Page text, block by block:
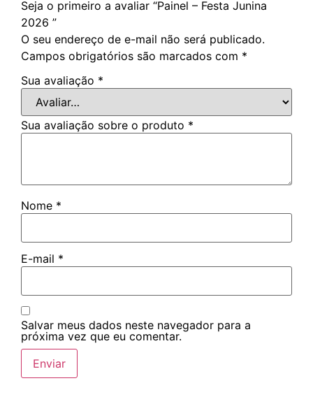
Seja o primeiro a avaliar “Painel – Festa Junina
2026 ”
O seu endereço de e-mail não será publicado.
Campos obrigatórios são marcados com *
Sua avaliação *
Sua avaliação sobre o produto *
Nome *
E-mail *
Salvar meus dados neste navegador para a
próxima vez que eu comentar.